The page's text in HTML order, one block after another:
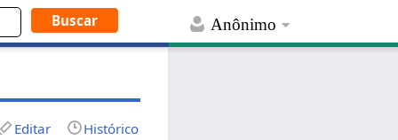
Anônimo
Editar Histórico